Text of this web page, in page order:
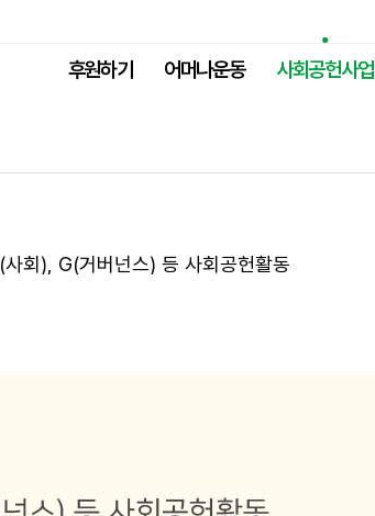
후원하기 어머나운동 사회공헌사업
(사회 ) G(거 버 넌스) 등 사회 공헌활동